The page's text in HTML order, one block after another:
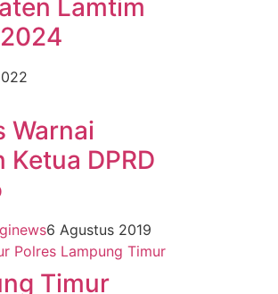
Lamtim
Warnai
Ketua DPRD
6 Agustus 2019
Polres Lampung Timur
Timur